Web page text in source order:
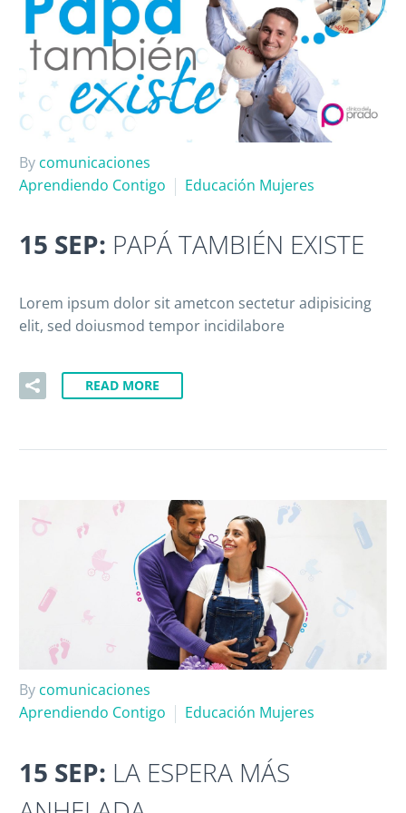
By comunicaciones
Aprendiendo Contigo
Educación Mujeres
15 SEP: PAPÁ TAMBIÉN EXISTE
Lorem ipsum dolor sit ametcon sectetur adipisicing
elit, sed doiusmod tempor incidilabore
READ MORE
By comunicaciones
Aprendiendo Contigo
Educación Mujeres
15 SEP: LA ESPERA MÁS